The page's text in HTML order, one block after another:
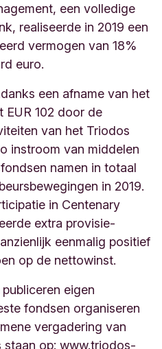
een volledige
realiseerde in 2019 een
vermogen van 18%
euro.
een afname van het
EUR 102 door de
van het Triodos
instroom van middelen
namen in totaal
in 2019.
in Centenary
extra provisie-
eenmalig positief
op de nettowinst.
eigen
fondsen organiseren
vergadering van
staan op: www.triodos-